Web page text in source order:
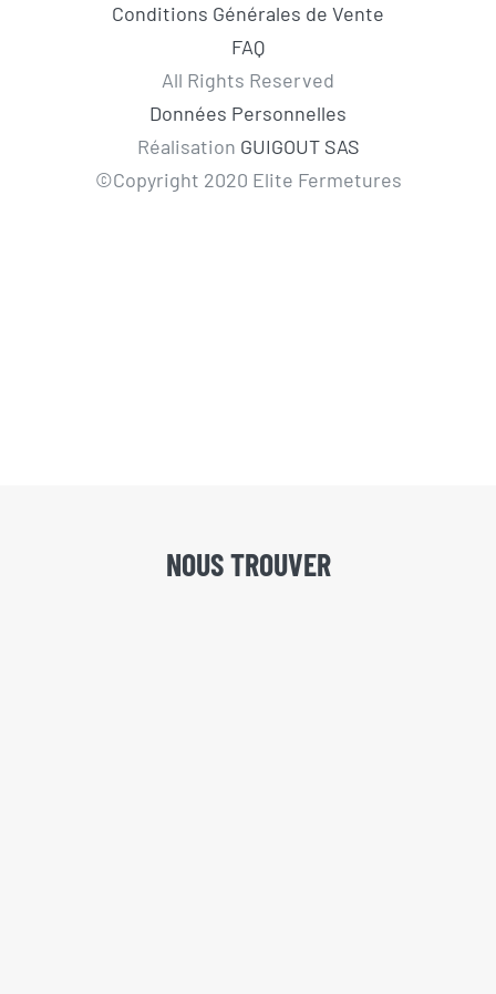
Conditions Générales de Vente
FAQ
All Rights Reserved
Données Personnelles
Réalisation GUIGOUT SAS
©Copyright 2020 Elite Fermetures
NOUS TROUVER